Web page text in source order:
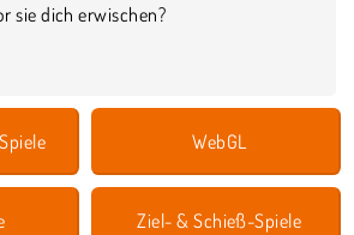
sie dich erwischen?
WebGL
Ziel- & Schieß-Spiele